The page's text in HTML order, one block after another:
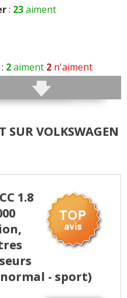
: 23aiment
: 2aiment 2 n'aiment
pas
2n'aiment pas
n'aiment pas
n'aime pas
perçu:18aiment7
SUR VOLKSWAGEN
1.8
- sport)